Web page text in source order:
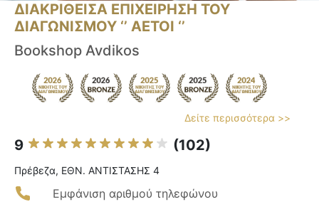
ΔΙΑΚΡΙΘΕΙΣΑ ΕΠΙΧΕΙΡΗΣΗ ΤΟΥ
ΔΙΑΓΩΝΙΣΜΟΥ ‘’ ΑΕΤΟΙ ‘’
Bookshop Avdikos
Δείτε περισσότερα >>
9 (102)
Πρέβεζα, ΕΘΝ. ΑΝΤΙΣΤΑΣΗΣ 4
Εμφάνιση αριθμού τηλεφώνου